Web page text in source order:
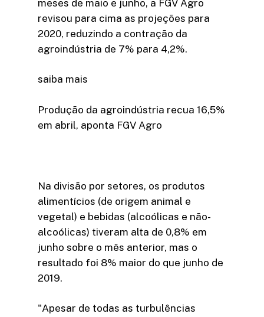
meses de maio e junho, a FGV Agro
revisou para cima as projeções para
2020, reduzindo a contração da
agroindústria de 7% para 4,2%.
saiba mais
Produção da agroindústria recua 16,5%
em abril, aponta FGV Agro
Na divisão por setores, os produtos
alimentícios (de origem animal e
vegetal) e bebidas (alcoólicas e não-
alcoólicas) tiveram alta de 0,8% em
junho sobre o mês anterior, mas o
resultado foi 8% maior do que junho de
2019.
"Apesar de todas as turbulências